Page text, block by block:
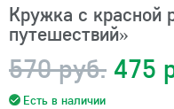
Кружка с красной
путешествий»
570 руб. 475
Есть в наличии